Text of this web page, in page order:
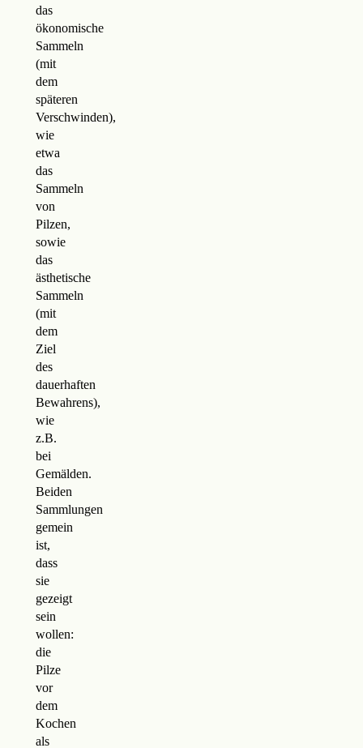
das
ökonomische
Sammeln
(mit
dem
späteren
Verschwinden),
wie
etwa
das
Sammeln
von
Pilzen,
sowie
das
ästhetische
Sammeln
(mit
dem
Ziel
des
dauerhaften
Bewahrens),
wie
z.B.
bei
Gemälden.
Beiden
Sammlungen
gemein
ist,
dass
sie
gezeigt
sein
wollen:
die
Pilze
vor
dem
Kochen
als